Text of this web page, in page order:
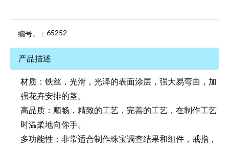
编号。： 65252
产品描述
材质：铁丝，光滑，光泽的表面涂层，强大易弯曲，加
强花卉安排的茎。
高品质：顺畅，精致的工艺，完善的工艺，在制作工艺
时温柔地向你手。
多功能性：非常适合制作珠宝调查结果和组件，戒指，